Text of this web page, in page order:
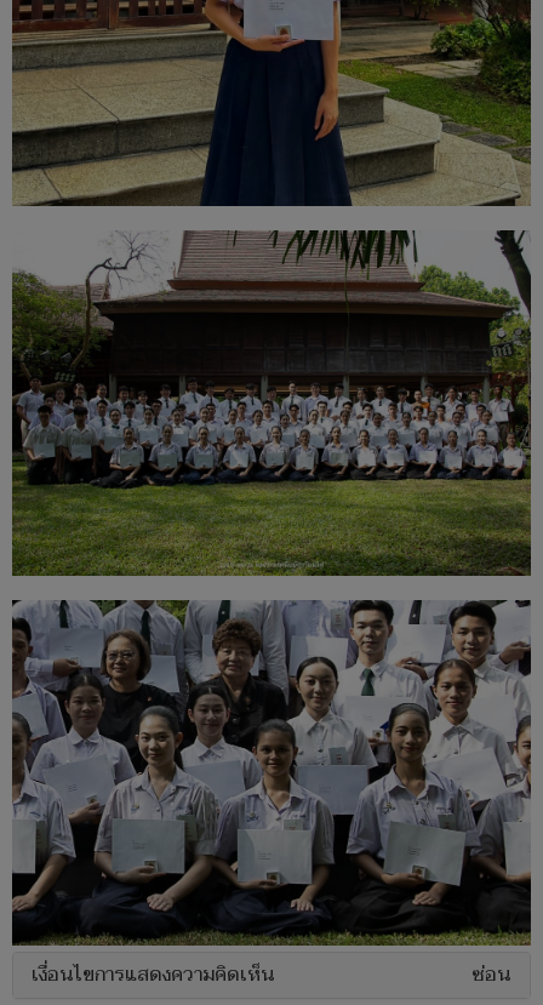
เงื่อนไขการแสดงความคิดเห็น ซ่อน